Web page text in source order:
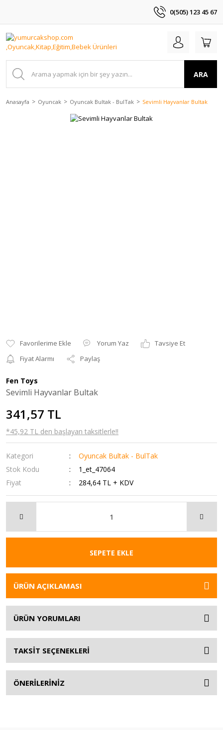
0(505) 123 45 67
ARA
Anasayfa Oyuncak Oyuncak Bultak - BulTak Sevimli Hayvanlar Bultak
Yorum Yaz
Tavsiye Et
Fiyat Alarmı
Paylaş
Fen Toys
Sevimli Hayvanlar Bultak
341,57 TL
*45,92 TL den başlayan taksitlerle!!
Kategori
Oyuncak Bultak - BulTak
Stok Kodu
1_et_47064
Fiyat
284,64 TL + KDV
SEPETE EKLE
ÜRÜN AÇIKLAMASI
ÜRÜN YORUMLARI
TAKSİT SEÇENEKLERİ
ÖNERİLERİNİZ